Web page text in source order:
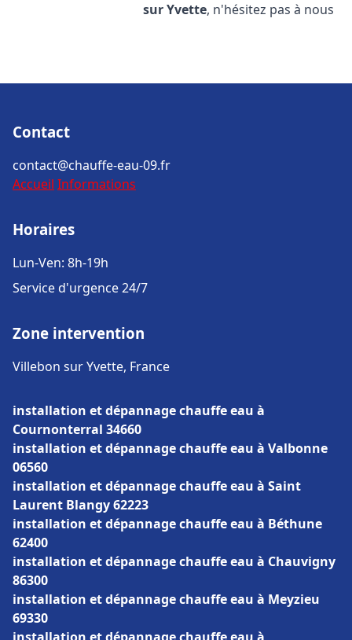
sur Yvette, n'hésitez pas à nous
Contact
contact@chauffe-eau-09.fr
Accueil Informations
Horaires
Lun-Ven: 8h-19h
Service d'urgence 24/7
Zone intervention
Villebon sur Yvette, France
installation et dépannage chauffe eau à
Cournonterral 34660
installation et dépannage chauffe eau à Valbonne
06560
installation et dépannage chauffe eau à Saint
Laurent Blangy 62223
installation et dépannage chauffe eau à Béthune
62400
installation et dépannage chauffe eau à Chauvigny
86300
installation et dépannage chauffe eau à Meyzieu
69330